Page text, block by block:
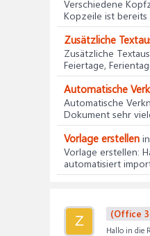
Verschiedene
Kopzeile ist bereits
Zusätzliche
Zusätzliche
Feiertage,
Automatische
Automatische
Dokument sehr
Vorlage erstellen in
Vorlage erstellen:
automatisiert
Z (Office
Hallo in die